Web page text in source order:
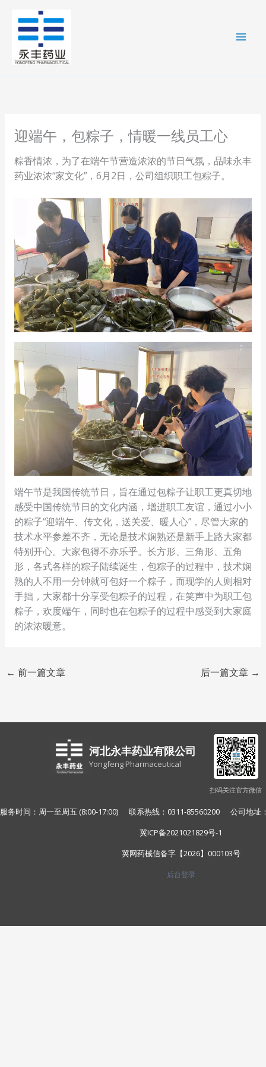
迎端午，包粽子，情暖一线员工心
粽香情浓，为了在端午节营造浓浓的节日气氛，品味永丰
药业浓浓“家文化”，6月2日，公司组织职工包粽子。
端午节是我国传统节日，旨在通过包粽子让职工更真切地
感受中国传统节日的文化内涵，增进职工友谊，通过小小
的粽子“迎端午、传文化，送关爱、暖人心”，尽管大家的
技术水平参差不齐，无论是技术娴熟还是新手上路大家都
特别开心。大家包得不亦乐乎。长方形、三角形、五角
形，各式各样的粽子陆续诞生，包粽子的过程中，技术娴
熟的人不用一分钟就可包好一个粽子，而现学的人则相对
手拙，大家都十分享受包粽子的过程，在笑声中为职工包
粽子，欢度端午，同时也在包粽子的过程中感受到大家庭
的浓浓暖意。
← 前一篇文章 后一篇文章 →
河北永丰药业有限公司
Yongfeng Pharmaceutical
扫码关注官方微信
服务时间：周一至周五 (8:00-17:00) 联系热线：0311-85560200 公司地址
冀ICP备2021021829号-1
冀网药械信备字【2026】000103号
后台登录